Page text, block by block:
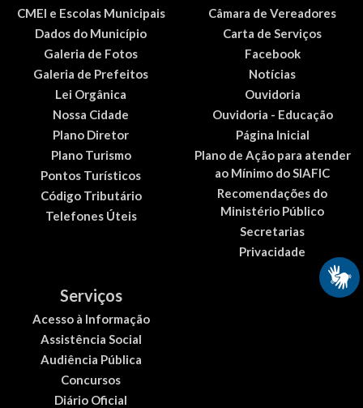
CMEI e Escolas Municipais
Dados do Município
Galeria de Fotos
Galeria de Prefeitos
Lei Orgânica
Nossa Cidade
Plano Diretor
Plano Turismo
Pontos Turísticos
Código Tributário
Telefones Úteis
Câmara de Vereadores
Carta de Serviços
Facebook
Notícias
Ouvidoria
Ouvidoria - Educação
Página Inicial
Plano de Ação para atender
ao Mínimo do SIAFIC
Recomendações do
Ministério Público
Secretarias
Privacidade
Serviços
Acesso à Informação
Assistência Social
Audiência Pública
Concursos
Diário Oficial